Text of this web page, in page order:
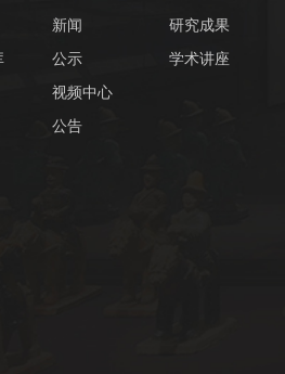
新闻
公示
视频中心
公告
研究成果
学术讲座